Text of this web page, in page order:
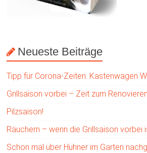
Neueste Beiträge
Tipp für Corona-Zeiten: Kastenwagen
Grillsaison vorbei – Zeit zum
Pilzsaison!
Räuchern – wenn die Grillsaison vorbei
Schon mal über Hühner im Garten